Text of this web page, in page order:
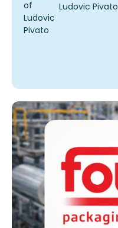
Ludovic Pivato